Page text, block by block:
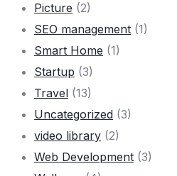
Picture (2)
SEO management (1)
Smart Home (1)
Startup (3)
Travel (13)
Uncategorized (3)
video library (2)
Web Development (3)